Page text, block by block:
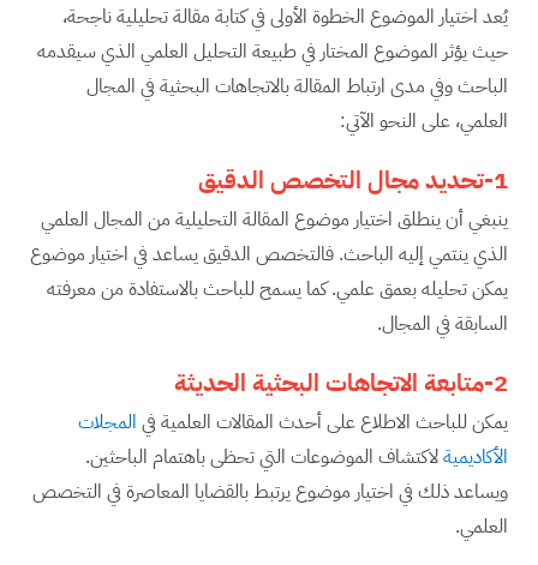
يُعد اختيار الموضوع الخطوة الأولى في كتابة مقالة تحليلية ناجحة،
حيث يؤثر الموضوع المختار في طبيعة التحليل العلمي الذي سيقدمه
الباحث وفي مدى ارتباط المقالة بالاتجاهات البحثية في المجال
العلمي، على النحو الآتي:
1-تحديد مجال التخصص الدقيق
ينبغي أن ينطلق اختيار موضوع المقالة التحليلية من المجال العلمي
الذي ينتمي إليه الباحث. فالتخصص الدقيق يساعد في اختيار موضوع
يمكن تحليله بعمق علمي. كما يسمح للباحث بالاستفادة من معرفته
السابقة في المجال.
2-متابعة الاتجاهات البحثية الحديثة
يمكن للباحث الاطلاع على أحدث المقالات العلمية في المجلات
الأكاديميةلاكتشاف الموضوعات التي تحظى باهتمام الباحثين.
ويساعد ذلك في اختيار موضوع يرتبط بالقضايا المعاصرة في التخصص
العلمي.